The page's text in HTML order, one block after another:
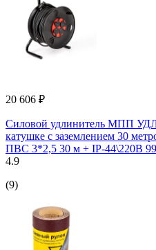
20 606 ₽
Силовой удлинитель МПП
катушке с заземлением 30
ПВС 3*2,5 30 м + IP-44\220В
4.9
(9)